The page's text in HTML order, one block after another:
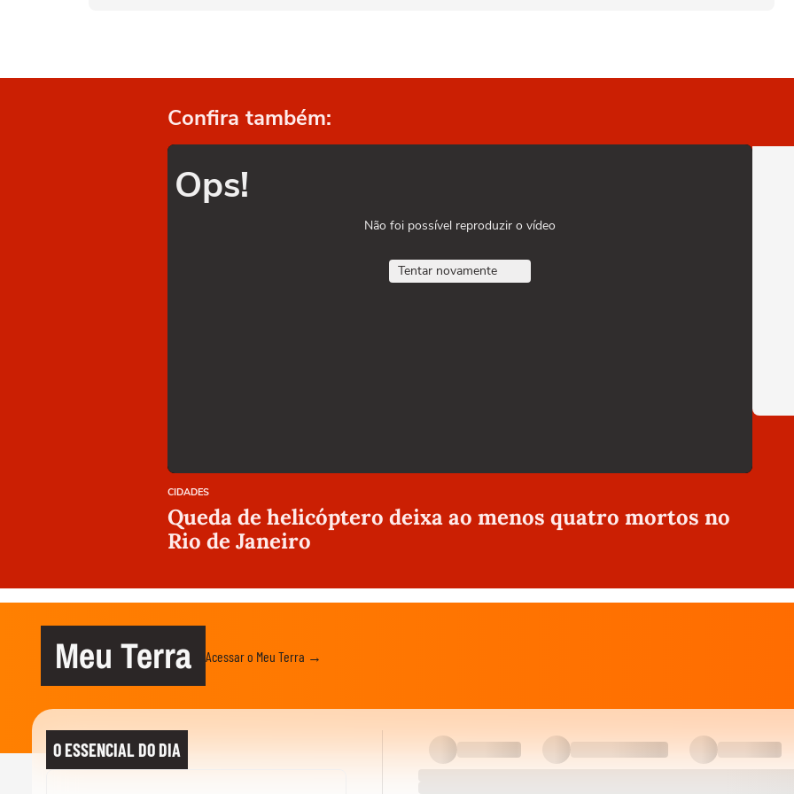
Confira também:
Ops!
Não foi possível reproduzir o vídeo
Tentar novamente
CIDADES
Queda de helicóptero deixa ao menos quatro mortos no
Rio de Janeiro
Meu Terra Acessar o Meu Terra →
O ESSENCIAL DO DIA